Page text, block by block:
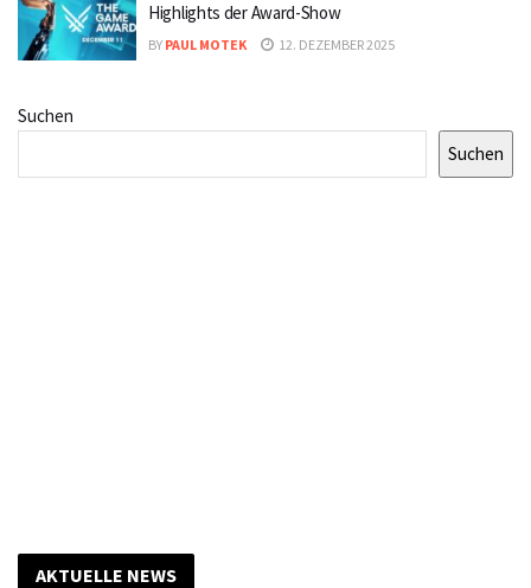
Highlights der Award-Show
BY PAUL MOTEK 12. DEZEMBER 2025
Suchen
Suchen
AKTUELLE NEWS